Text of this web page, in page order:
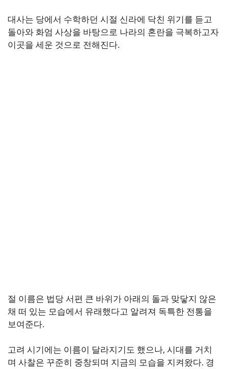
대사는 당에서 수학하던 시절 신라에 닥친 위기를 듣고
돌아와 화엄 사상을 바탕으로 나라의 혼란을 극복하고자
이곳을 세운 것으로 전해진다.
절 이름은 법당 서편 큰 바위가 아래의 돌과 맞닿지 않은
채 떠 있는 모습에서 유래했다고 알려져 독특한 전통을
보여준다.
고려 시기에는 이름이 달라지기도 했으나, 시대를 거치
며 사찰은 꾸준히 중창되며 지금의 모습을 지켜왔다. 경